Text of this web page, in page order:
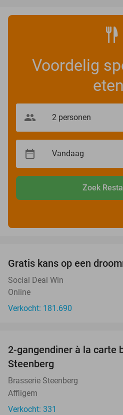
Voordelig
Zoek
Gratis kans op een
Social Deal Win
Online
Verkocht: 181.690
2-gangendiner à la carte
Steenberg
Brasserie Steenberg
Affligem
Verkocht: 331